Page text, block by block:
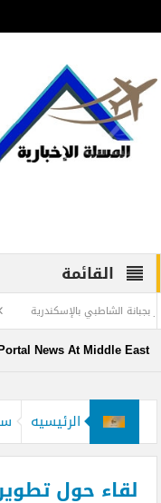
القائمة
بالإسكندرية
بدءاً من
ترفض الرد المستفز لبطلة
News At Middle East
الرئيسيه
لقاء حول